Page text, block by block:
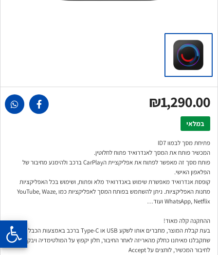
₪1,290.00
במלאי
פתיחת מסך לבמוו ID7
המכשיר פותח את המסך לאנדרואיד פתוח לחלוטין.
פותח מסך זה מאפשר לפתוח את אפליקציית הCarPlay ברכב ולהימנע מחיבור של
הפלאפון האישי.
קופסת אנדרואיד מאפשרת שימוש באנדרואיד מלא ופתוח, ושימוש בכל האפליקציות
מחנות האפליקציות. ניתן להשתמש בפותח המסך לאפליקציות כמו YouTube, Waze,
WhatsApp, Netflix ועוד…
ההתקנה קלה מאוד!
בעת קבלת המוצר, מחברים אותו לשקע USB או Type-C ברכב באמצעות הכבל
שתקבלנו מאיתנו כחלק מהאריזה לאחר החיבור, חלון יקפוץ על המולטימדיה ויבקש אישור
לחיבור המכשיר, לוחצים על Accept